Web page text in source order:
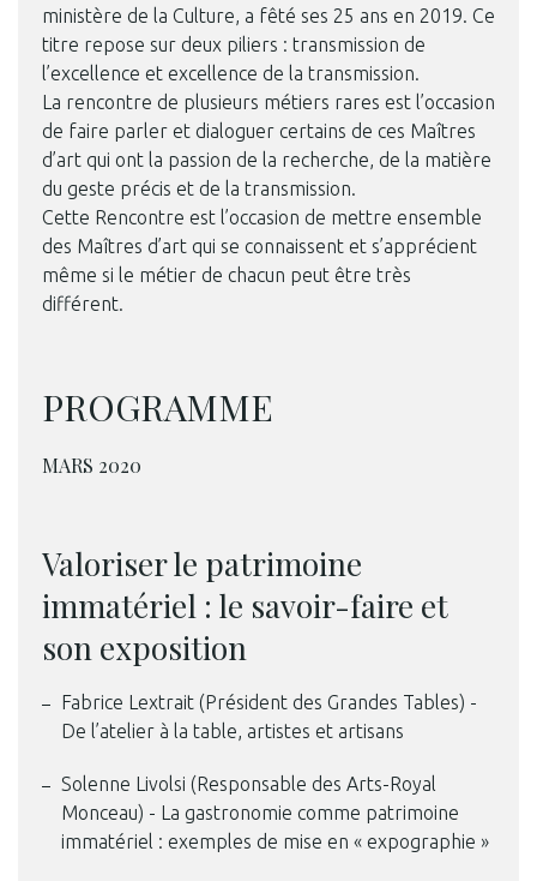
ministère de la Culture, a fêté ses 25 ans en 2019. Ce
titre repose sur deux piliers : transmission de
l’excellence et excellence de la transmission.
La rencontre de plusieurs métiers rares est l’occasion
de faire parler et dialoguer certains de ces Maîtres
d’art qui ont la passion de la recherche, de la matière
du geste précis et de la transmission.
Cette Rencontre est l’occasion de mettre ensemble
des Maîtres d’art qui se connaissent et s’apprécient
même si le métier de chacun peut être très
différent.
PROGRAMME
MARS 2020
Valoriser le patrimoine
immatériel : le savoir-faire et
son exposition
Fabrice Lextrait (Président des Grandes Tables) -
De l’atelier à la table, artistes et artisans
Solenne Livolsi (Responsable des Arts-Royal
Monceau) - La gastronomie comme patrimoine
immatériel : exemples de mise en « expographie »